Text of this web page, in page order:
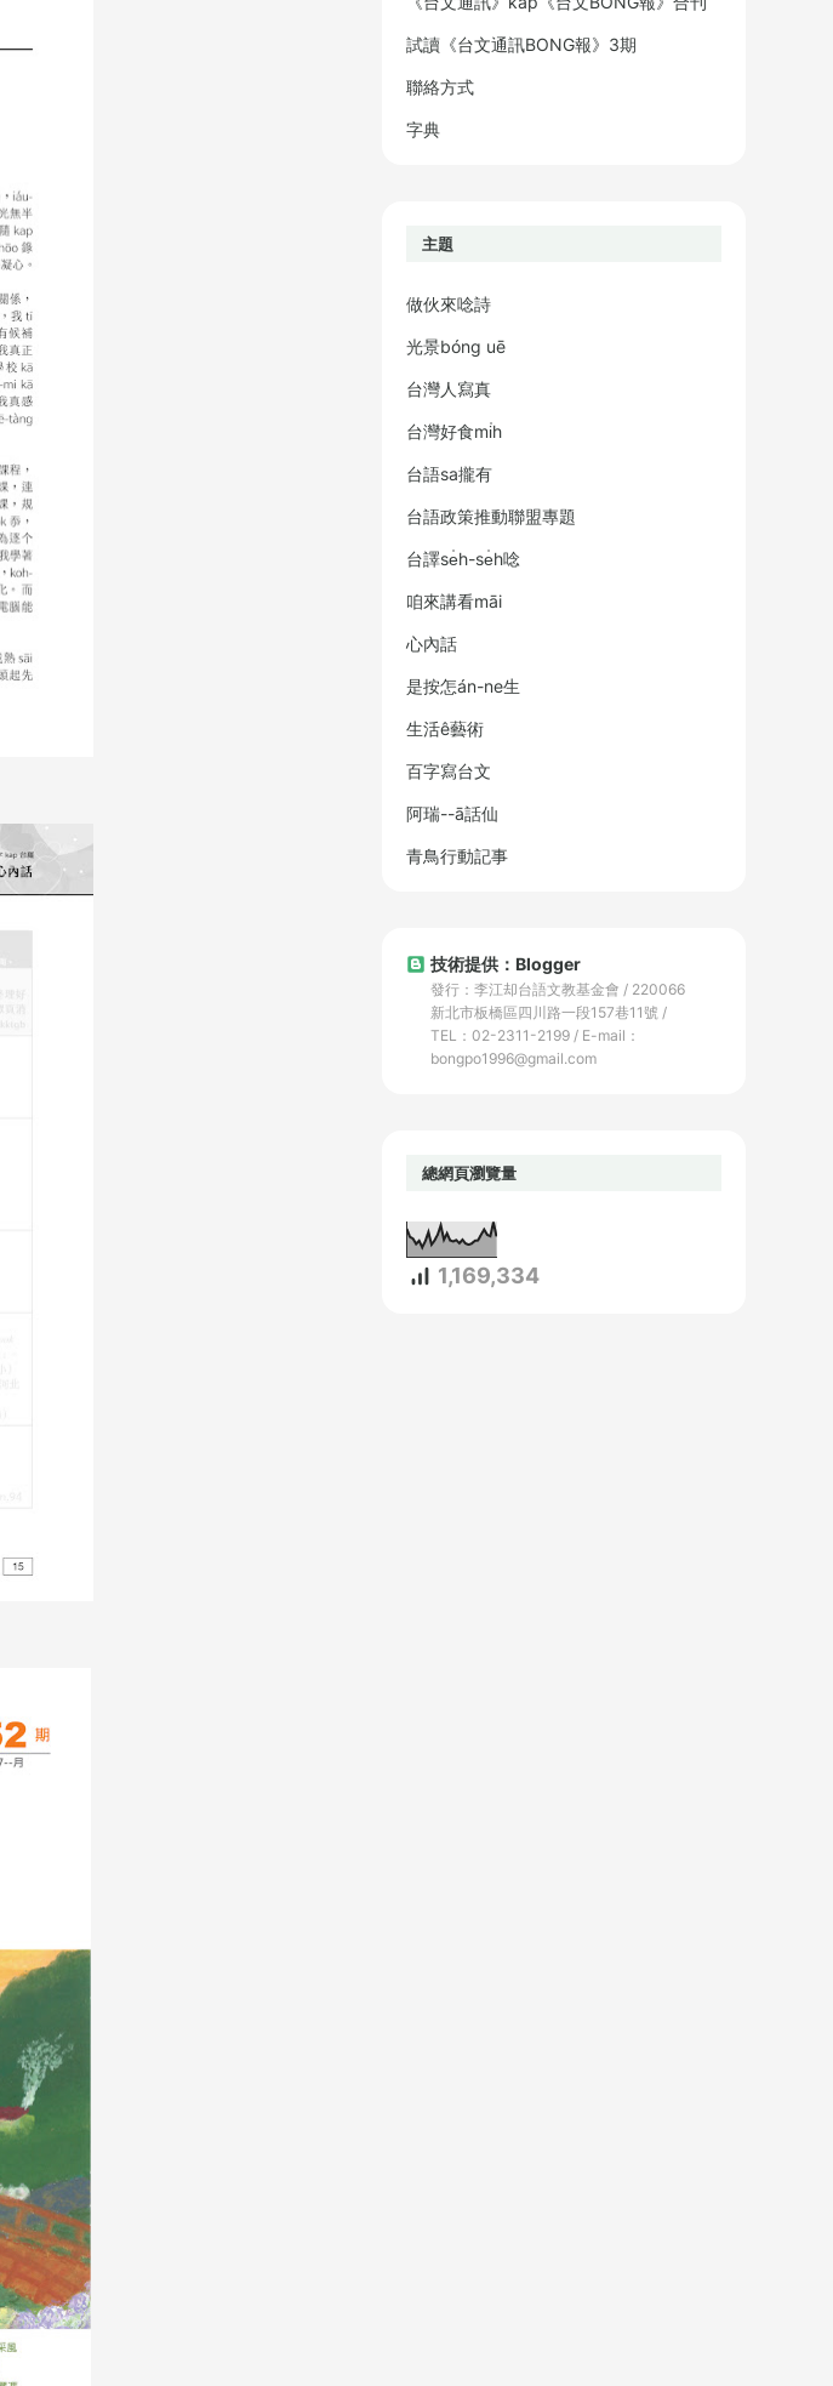
試讀《台文通訊BONG報》3期
聯絡方式
字典
主題
做伙來唸詩
光景bóng uē
台灣人寫真
台灣好食mi̍h
台語sa攏有
台語政策推動聯盟專題
台譯se̍h-se̍h唸
咱來講看māi
心內話
是按怎án-ne生
生活ê藝術
百字寫台文
阿瑞--ā話仙
青鳥行動記事
技術提供：Blogger
發行：李江却台語文教基金會 / 220066
新北市板橋區四川路一段157巷11號 /
TEL：02-2311-2199 / E-mail：
bongpo1996@gmail.com
總網頁瀏覽量
1,169,334